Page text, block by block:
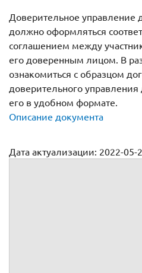
Доверительное управление
должно оформляться
соглашением между
его доверенным лицом. В
ознакомиться с образцом
доверительного управления
его в удобном формате.
Описание документа
Дата актуализации: 2022-05-